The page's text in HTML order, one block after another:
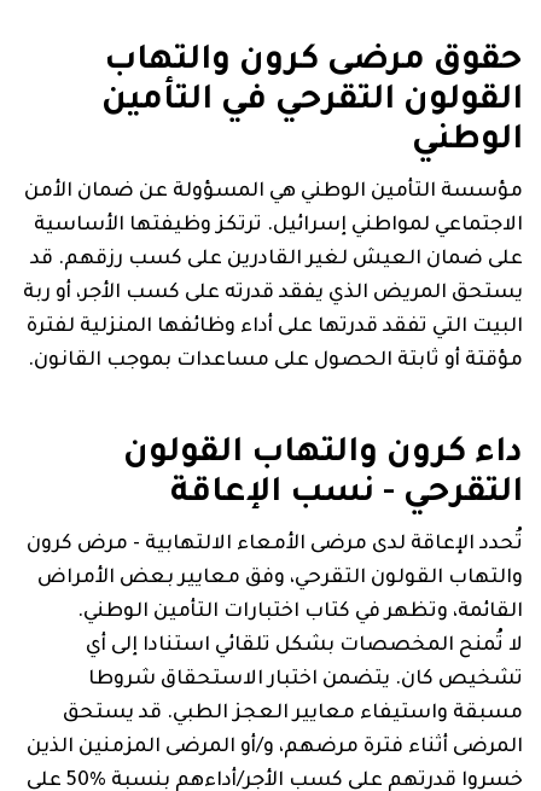
حقوق مرضى كرون والتهاب
القولون التقرحي في التأمين
الوطني
مؤسسة التأمين الوطني هي المسؤولة عن ضمان الأمن
الاجتماعي لمواطني إسرائيل. ترتكز وظيفتها الأساسية
على ضمان العيش لغير القادرين على كسب رزقهم. قد
يستحق المريض الذي يفقد قدرته على كسب الأجر، أو ربة
البيت التي تفقد قدرتها على أداء وظائفها المنزلية لفترة
مؤقتة أو ثابتة الحصول على مساعدات بموجب القانون.
داء كرون والتهاب القولون
التقرحي - نسب الإعاقة
تُحدد الإعاقة لدى مرضى الأمعاء الالتهابية - مرض كرون
والتهاب القولون التقرحي، وفق معايير بعض الأمراض
القائمة، وتظهر في كتاب اختبارات التأمين الوطني.
لا تُمنح المخصصات بشكل تلقائي استنادا إلى أي
تشخيص كان. يتضمن اختبار الاستحقاق شروطا
مسبقة واستيفاء معايير العجز الطبي. قد يستحق
المرضى أثناء فترة مرضهم، و/أو المرضى المزمنين الذين
خسروا قدرتهم على كسب الأجر/أداءهم بنسبة %50 على